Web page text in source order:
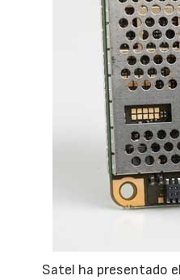
Satel ha presentado